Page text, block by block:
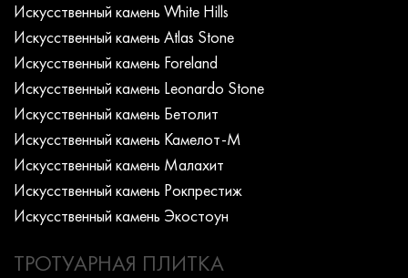
Искусcтвенный камень White Hills
Искусcтвенный камень Atlas Stone
Искусcтвенный камень Foreland
Искусcтвенный камень Leonardo Stone
Искусcтвенный камень Бетолит
Искусcтвенный камень Камелот-М
Искусcтвенный камень Малахит
Искусcтвенный камень Рокпрестиж
Искусcтвенный камень Экостоун
ТРОТУАРНАЯ ПЛИТКА